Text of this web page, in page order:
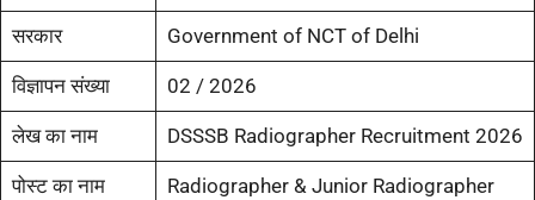
सरकार Government of NCT of Delhi
विज्ञापन संख्या 02 / 2026
लेख का नाम DSSSB Radiographer Recruitment 2026
पोस्ट का नाम Radiographer & Junior Radiographer